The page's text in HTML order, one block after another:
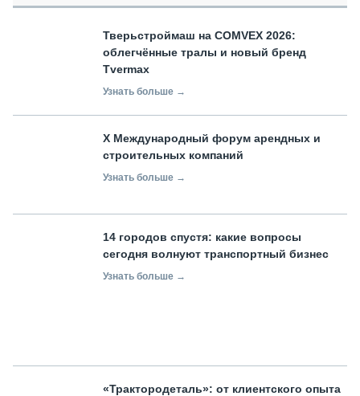
Тверьстроймаш на COMVEX 2026:
облегчённые тралы и новый бренд
Tvermax
Узнать больше →
X Международный форум арендных и
строительных компаний
Узнать больше →
14 городов спустя: какие вопросы
сегодня волнуют транспортный бизнес
Узнать больше →
«Трактородеталь»: от клиентского опыта